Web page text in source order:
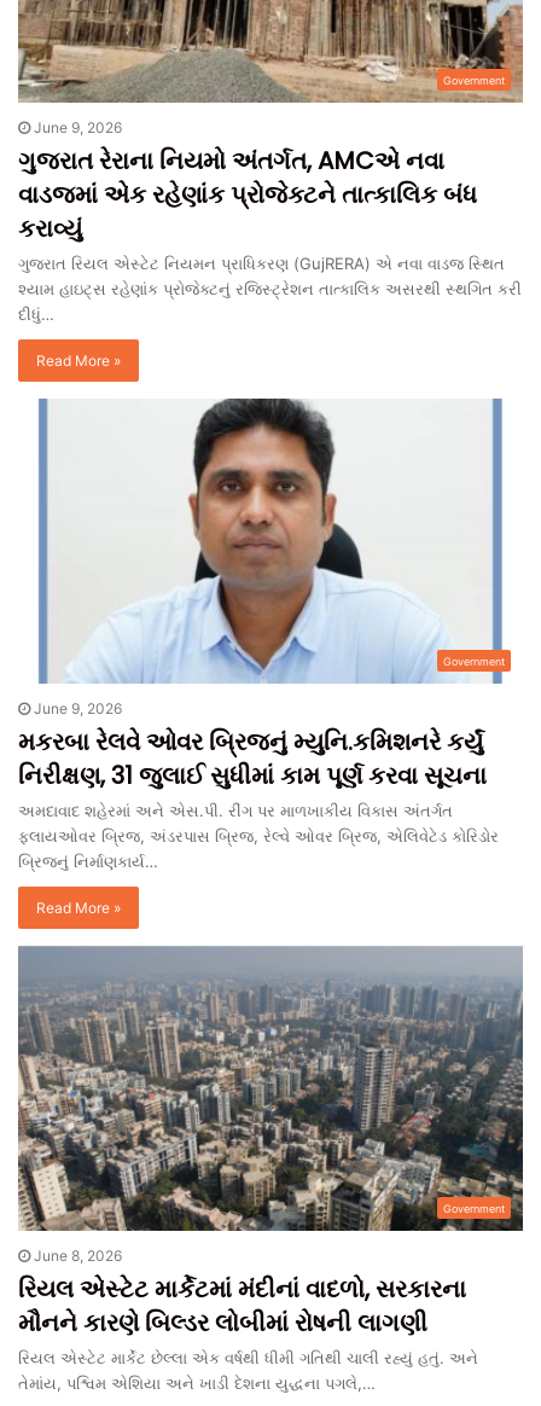
Government
June 9, 2026
ગુજરાત રેરાના નિયમો અંતર્ગત, AMCએ નવા
વાડજમાં એક રહેણાંક પ્રોજેક્ટને તાત્કાલિક બંધ
કરાવ્યું
ગુજરાત રિયલ એસ્ટેટ નિયમન પ્રાધિકરણ (GujRERA) એ નવા વાડજ સ્થિત
શ્યામ હાઇટ્સ રહેણાંક પ્રોજેક્ટનું રજિસ્ટ્રેશન તાત્કાલિક અસરથી સ્થગિત કરી
દીધું…
Read More »
Government
June 9, 2026
મકરબા રેલવે ઓવર બ્રિજનું મ્યુનિ.કમિશનરે કર્યું
નિરીક્ષણ, 31 જુલાઈ સુધીમાં કામ પૂર્ણ કરવા સૂચના
અમદાવાદ શહેરમાં અને એસ.પી. રીંગ પર માળખાકીય વિકાસ અંતર્ગત
ફ્લાયઓવર બ્રિજ, અંડરપાસ બ્રિજ, રેલ્વે ઓવર બ્રિજ, એલિવેટેડ કોરિડોર
બ્રિજનું નિર્માણકાર્ય…
Read More »
Government
June 8, 2026
રિયલ એસ્ટેટ માર્કેટમાં મંદીનાં વાદળો, સરકારના
મૌનને કારણે બિલ્ડર લોબીમાં રોષની લાગણી
રિયલ એસ્ટેટ માર્કેટ છેલ્લા એક વર્ષથી ધીમી ગતિથી ચાલી રહ્યું હતું. અને
તેમાંય, પશ્વિમ એશિયા અને ખાડી દેશના યુદ્ધના પગલે,…